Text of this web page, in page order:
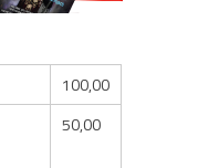
100,00
50,00